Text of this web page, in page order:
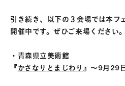
引き続き、以下の３会場では本フ
開催中です。ぜひご来場ください。
・青森県立美術館
『かさなりとまじわり』〜9月29